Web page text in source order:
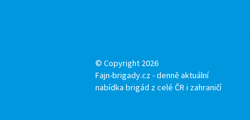
© Copyright 2026
Fajn-brigady.cz - denně aktuální
nabídka brigád z celé ČR i zahraničí